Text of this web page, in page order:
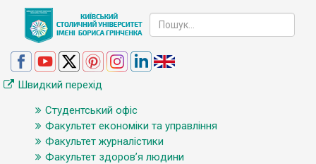
Швидкий перехід
Студентський офіс
Факультет економіки та управління
Факультет журналістики
Факультет здоров’я людини